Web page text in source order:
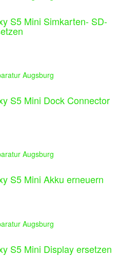
S5 Mini Simkarten- SD-
S5 Mini Dock Connector
S5 Mini Akku erneuern
S5 Mini Display ersetzen